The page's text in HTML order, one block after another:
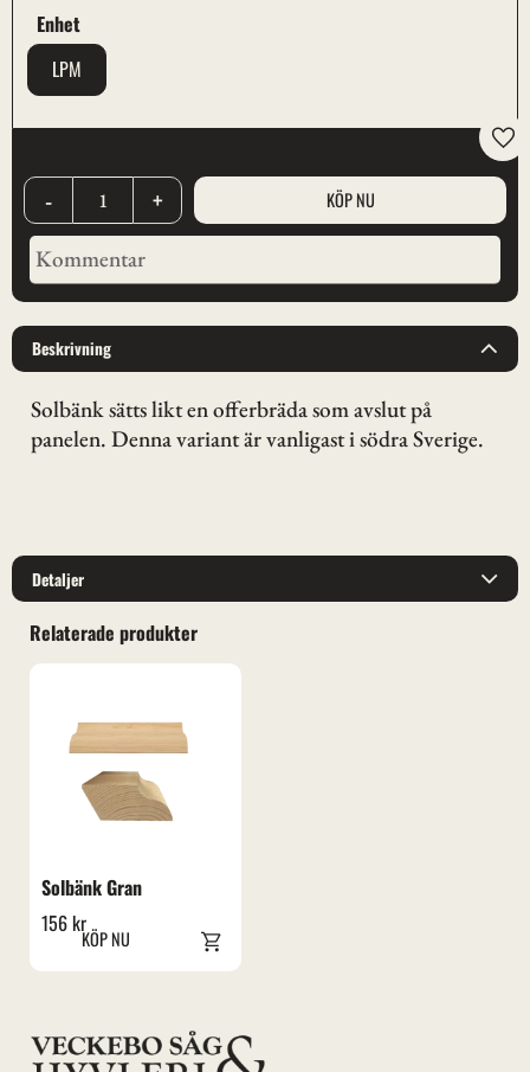
+
-
Enhet
LPM
Beskrivning
Solbänk sätts likt en offerbräda som avslut på
panelen. Denna variant är vanligast i södra Sverige.
Detaljer
Relaterade produkter
Solbänk Gran
156kr